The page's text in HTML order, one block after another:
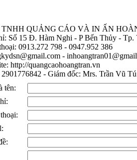
TNHH QUẢNG CÁO VÀ IN ẤN
Số 15 Đ. Hàm Nghi - P Bến Thủy - Tp.
0913.272 798 - 0947.952 386
-
http://quangcaohoangtran.vn
- Giám đốc: Mrs. Trần Vũ
tên: